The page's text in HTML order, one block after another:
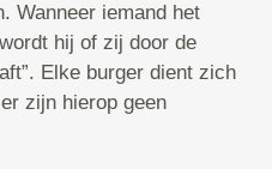
Wanneer iemand het
hij of zij door de
Elke burger dient zich
zijn hierop geen